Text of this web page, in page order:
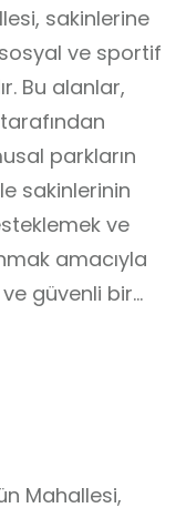
sakinlerine
ve sportif
Bu alanlar,
parkların
sakinlerinin
ve
amacıyla
güvenli bir
Spor
Mahallesi,